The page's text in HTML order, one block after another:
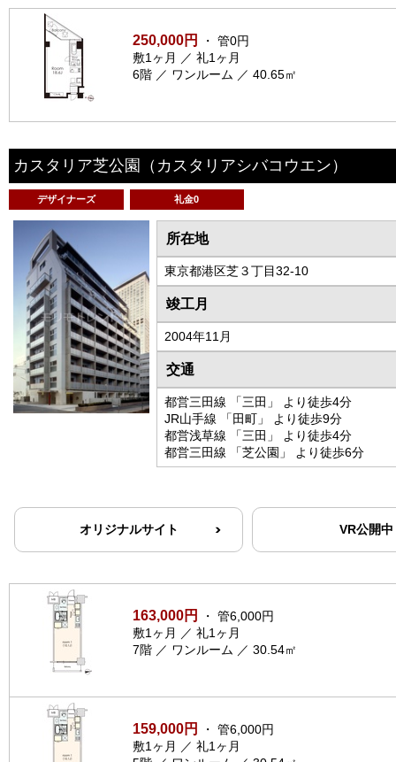
250,000円
・ 管0円
敷1ヶ月 ／ 礼1ヶ月
6階 ／ ワンルーム ／ 40.65㎡
カスタリア芝公園 （カスタリアシバコウエン）
デザイナーズ 礼金0
所在地
東京都港区芝３丁目32-10
竣工月
2004年11月
交通
都営三田線 「三田」 より徒歩4分
JR山手線 「田町」 より徒歩9分
都営浅草線 「三田」 より徒歩4分
都営三田線 「芝公園」 より徒歩6分
オリジナルサイト VR公開中
163,000円
・ 管6,000円
敷1ヶ月 ／ 礼1ヶ月
7階 ／ ワンルーム ／ 30.54㎡
159,000円
・ 管6,000円
敷1ヶ月 ／ 礼1ヶ月